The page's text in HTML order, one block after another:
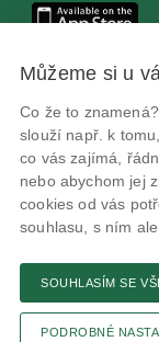
© Státní zemědělská a
ID datové schránky:
IČO: 75014149, DIČ:
Prohlášení o
Textová verze
Můžeme si u
Co že to
slouží např. k
co vás zajímá,
nebo abychom jej
cookies od vás
souhlasu, s ním ale
SOUHLASÍM SE
PODROBNÉ